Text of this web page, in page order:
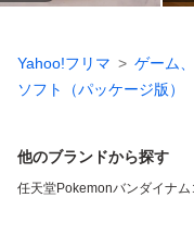
Yahoo!フリマ ゲーム
ソフト（パッケージ版）
他のブランドから探す
任天堂Pokemonバンダイナム